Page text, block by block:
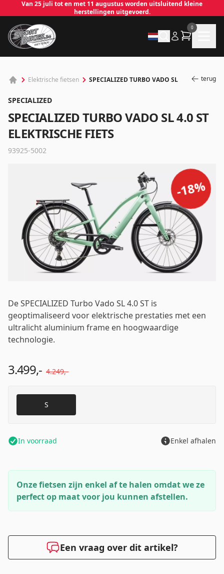
Van 25 juli tot en met 11 augustus worden uitsluitend kleine
herstellingen uitgevoerd.
0
Elektrische fietsen SPECIALIZED TURBO VADO SL terug
SPECIALIZED
SPECIALIZED TURBO VADO SL 4.0 ST
ELEKTRISCHE FIETS
93925-5002
-18%
De SPECIALIZED Turbo Vado SL 4.0 ST is
geoptimaliseerd voor elektrische prestaties met een
ultralicht aluminium frame en hoogwaardige
technologie.
3.499,- 4.249,-
S
In voorraad Enkel afhalen
Onze fietsen zijn enkel af te halen omdat we ze
perfect op maat voor jou kunnen afstellen.
Een vraag over dit artikel?
Inloggen
Emailadres*
Wachtwoord*
Inloggen